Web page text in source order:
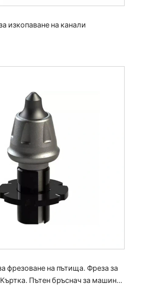
изкопаване на канали
фрезоване на пътища. Фреза за
Пътен бръснач за машина